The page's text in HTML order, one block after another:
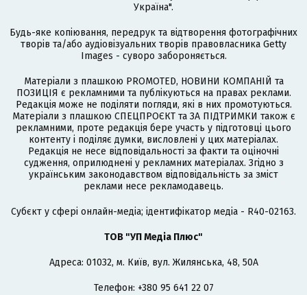
Україна".
Будь-яке копіювання, передрук та відтворення фотографічних
творів та/або аудіовізуальних творів правовласника Getty
Images - суворо забороняється.
Матеріали з плашкою PROMOTED, НОВИНИ КОМПАНІЙ та
ПОЗИЦІЯ є рекламними та публікуються на правах реклами.
Редакція може не поділяти погляди, які в них промотуються.
Матеріали з плашкою СПЕЦПРОЄКТ та ЗА ПІДТРИМКИ також є
рекламними, проте редакція бере участь у підготовці цього
контенту і поділяє думки, висловлені у цих матеріалах.
Редакція не несе відповідальності за факти та оціночні
судження, оприлюднені у рекламних матеріалах. Згідно з
українським законодавством відповідальність за зміст
реклами несе рекламодавець.
Cубєкт у сфері онлайн-медіа; ідентифікатор медіа - R40-02163.
ТОВ "УП Медіа Плюс"
Адреса: 01032, м. Київ, вул. Жилянська, 48, 50А
Телефон: +380 95 641 22 07